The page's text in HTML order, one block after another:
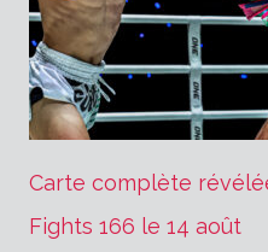
Carte complète
Fights 166 le 14 août